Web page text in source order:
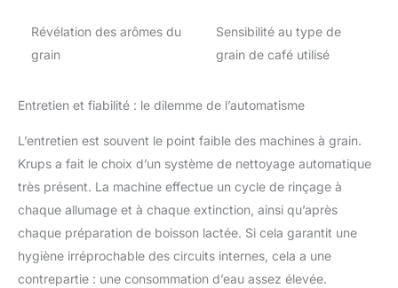
Révélation des arômes du
grain
Sensibilité au type de
grain de café utilisé
Entretien et fiabilité : le dilemme de l’automatisme
L’entretien est souvent le point faible des machines à grain.
Krups a fait le choix d’un système de nettoyage automatique
très présent. La machine effectue un cycle de rinçage à
chaque allumage et à chaque extinction, ainsi qu’après
chaque préparation de boisson lactée. Si cela garantit une
hygiène irréprochable des circuits internes, cela a une
contrepartie : une consommation d’eau assez élevée.